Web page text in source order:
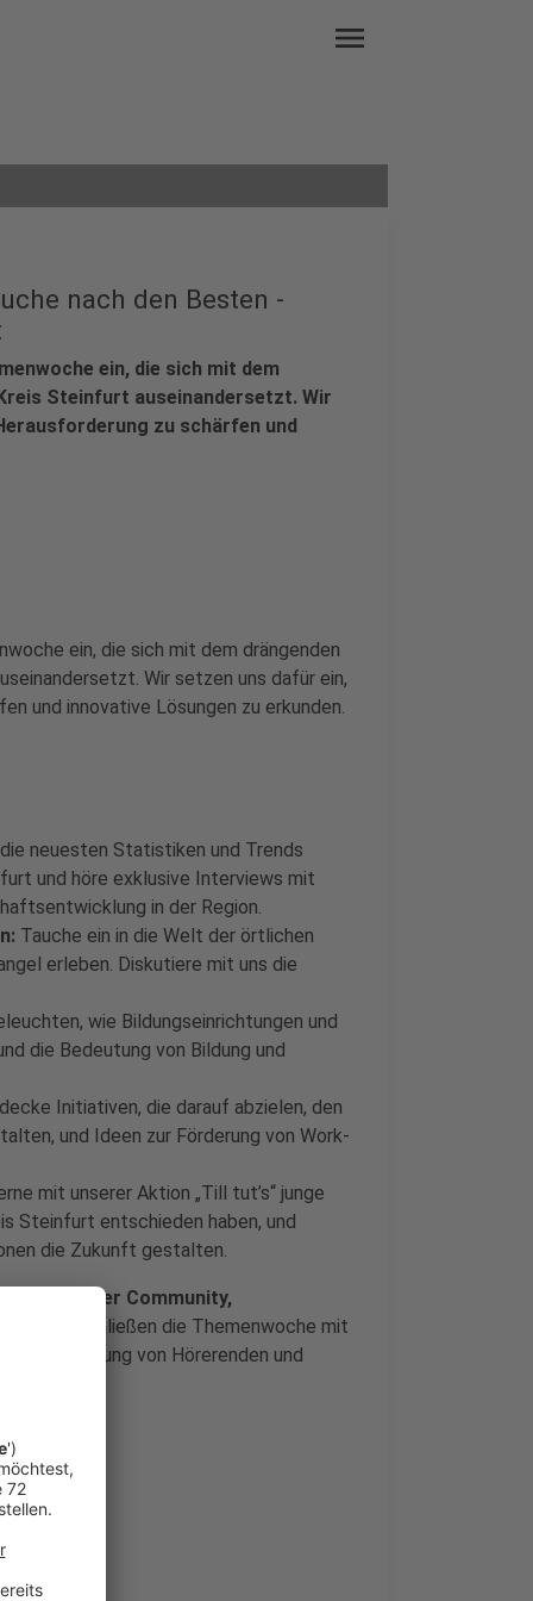
menu
nach den Besten -
ein, die sich mit dem
Steinfurt auseinandersetzt. Wir
zu schärfen und
ein, die sich mit dem drängenden
Wir setzen uns dafür ein,
und innovative Lösungen zu erkunden.
neuesten Statistiken und Trends
und höre exklusive Interviews mit
in der Region.
Tauche ein in die Welt der örtlichen
erleben. Diskutiere mit uns die
wie Bildungseinrichtungen und
die Bedeutung von Bildung und
Initiativen, die darauf abzielen, den
und Ideen zur Förderung von Work-
mit unserer Aktion „Till tut’s“ junge
Steinfurt entschieden haben, und
die Zukunft gestalten.
der Community,
Wir schließen die Themenwoche mit
Einbindung von Hörerenden und